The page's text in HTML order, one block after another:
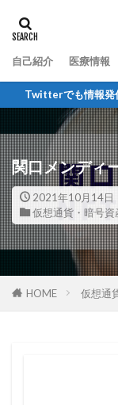
自己紹介 医療情報
でも情報発信して
関口メンディ
2021年10月14日
仮想通貨・暗号資
HOME 仮想通